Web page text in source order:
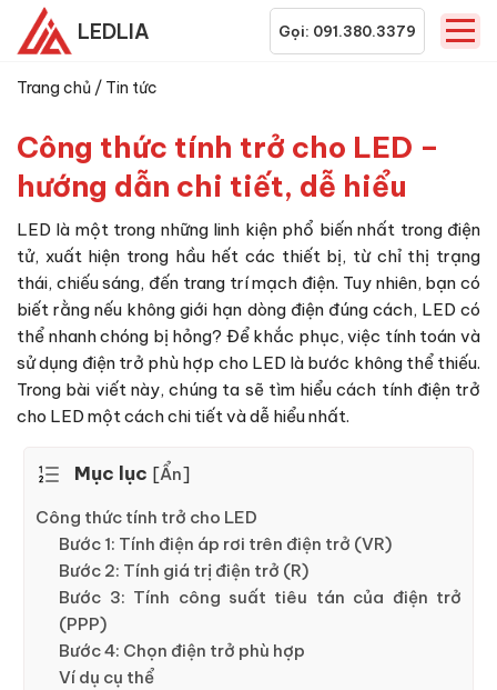
LEDLIA Gọi: 091.380.3379
Trang chủ / Tin tức
Công thức tính trở cho LED –
hướng dẫn chi tiết, dễ hiểu
LED là một trong những linh kiện phổ biến nhất trong điện
tử, xuất hiện trong hầu hết các thiết bị, từ chỉ thị trạng
thái, chiếu sáng, đến trang trí mạch điện. Tuy nhiên, bạn có
biết rằng nếu không giới hạn dòng điện đúng cách, LED có
thể nhanh chóng bị hỏng? Để khắc phục, việc tính toán và
sử dụng điện trở phù hợp cho LED là bước không thể thiếu.
Trong bài viết này, chúng ta sẽ tìm hiểu cách tính điện trở
cho LED một cách chi tiết và dễ hiểu nhất.
Mục lục [Ẩn]
Công thức tính trở cho LED
Bước 1: Tính điện áp rơi trên điện trở (VR​)
Bước 2: Tính giá trị điện trở (R)
Bước 3: Tính công suất tiêu tán của điện trở
(PPP)
Bước 4: Chọn điện trở phù hợp
Ví dụ cụ thể